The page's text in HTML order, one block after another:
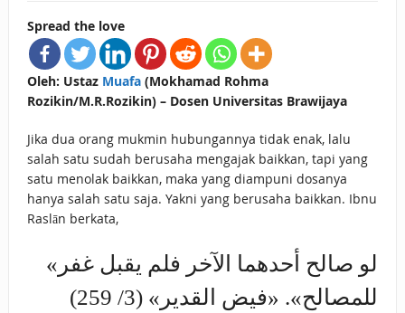
Spread the love
Oleh: Ustaz Muafa(Mokhamad Rohma
Rozikin/M.R.Rozikin) – Dosen Universitas Brawijaya
Jika dua orang mukmin hubungannya tidak enak, lalu
salah satu sudah berusaha mengajak baikkan, tapi yang
satu menolak baikkan, maka yang diampuni dosanya
hanya salah satu saja. Yakni yang berusaha baikkan. Ibnu
Raslān berkata,
«لو ‌صالح ‌أحدهما ‌الآخر ‌فلم يقبل غفر
للمصالح». «فيض القدير» (3/ 259)